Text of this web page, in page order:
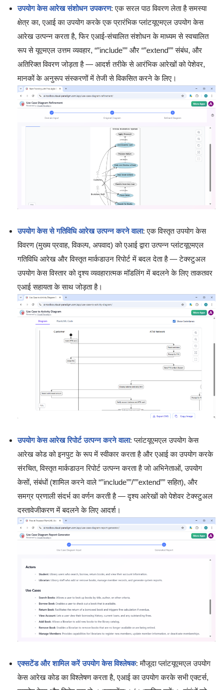
उपयोग केस आरेख संशोधन उपकरण: एक सरल पाठ विवरण लेता है समस्या
क्षेत्र का, एआई का उपयोग करके एक प्रारंभिक प्लांटयूएमएल उपयोग केस
आरेख उत्पन्न करता है, फिर एआई-संचालित संशोधन के माध्यम से स्वचालित
रूप से यूएमएल उत्तम व्यवहार, “”include”” और “”extend”” संबंध, और
अतिरिक्त विवरण जोड़ता है — आदर्श तरीके से आरंभिक आरेखों को पेशेवर,
मानकों के अनुरूप संस्करणों में तेजी से विकसित करने के लिए।
उपयोग केस से गतिविधि आरेख उत्पन्न करने वाला: एक विस्तृत उपयोग केस
विवरण (मुख्य प्रवाह, विकल्प, अपवाद) को एआई द्वारा उत्पन्न प्लांटयूएमएल
गतिविधि आरेख और विस्तृत मार्कडाउन रिपोर्ट में बदल देता है — टेक्स्टुअल
उपयोग केस विस्तार को दृश्य व्यवहारात्मक मॉडलिंग में बदलने के लिए ताकतवर
एआई सहायता के साथ जोड़ता है।
उपयोग केस आरेख रिपोर्ट उत्पन्न करने वाला: प्लांटयूएमएल उपयोग केस
आरेख कोड को इनपुट के रूप में स्वीकार करता है और एआई का उपयोग करके
संरचित, विस्तृत मार्कडाउन रिपोर्ट उत्पन्न करता है जो अभिनेताओं, उपयोग
केसों, संबंधों (शामिल करने वाले “”include””/””extend”” सहित), और
समग्र प्रणाली संदर्भ का वर्णन करती है — दृश्य आरेखों को पेशेवर टेक्स्टुअल
दस्तावेजीकरण में बदलने के लिए आदर्श।
एक्सटेंड और शामिल करें उपयोग केस विश्लेषक: मौजूदा प्लांटयूएमएल उपयोग
केस आरेख कोड का विश्लेषण करता है, एआई का उपयोग करके सभी एक्टर्स,